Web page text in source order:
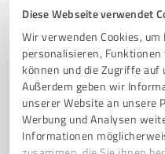
Diese Webseite verwendet
Wir verwenden Cookies,
personalisieren,
können und die Zugriffe auf
Außerdem geben wir
unserer Website an unsere
Werbung und Analysen
Informationen
KÖRPERLICHE BEWUSSTHEIT
ZERTIFIZIERTE YOGA-LEHRERIN
Reuther Str. 5,
www.iyengaryogaloggia.de/